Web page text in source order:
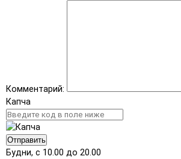
Комментарий:
Капча
Отправить
Будни, с 10.00 до 20.00